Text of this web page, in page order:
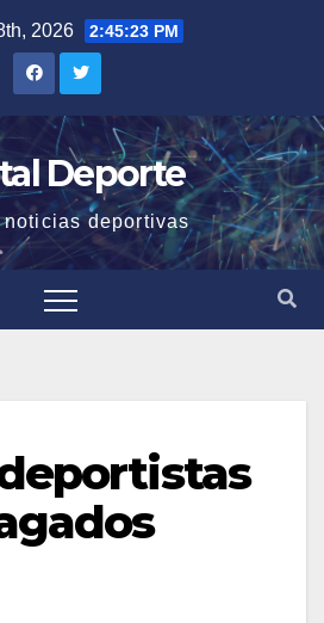
2026 2:45:23 PM
Deporte
noticias deportivas